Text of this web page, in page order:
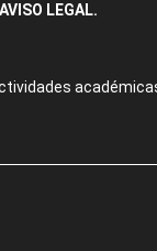
AVISO LEGAL.